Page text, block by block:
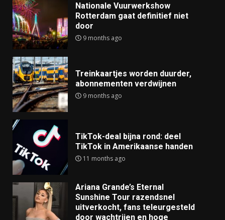
Nationale Vuurwerkshow
Rotterdam gaat definitief niet
door
9 months ago
Treinkaartjes worden duurder,
abonnementen verdwijnen
9 months ago
TikTok-deal bijna rond: deel
TikTok in Amerikaanse handen
11 months ago
Ariana Grande’s Eternal
Sunshine Tour razendsnel
uitverkocht, fans teleurgesteld
door wachtrijen en hoge